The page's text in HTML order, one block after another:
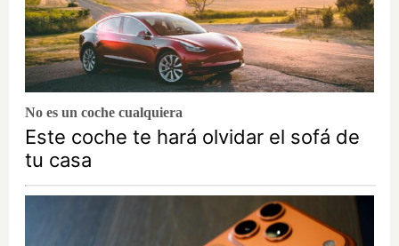
No es un coche cualquiera
Este coche te hará olvidar el sofá de
tu casa